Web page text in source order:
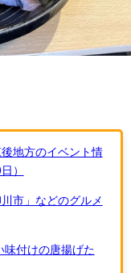
地方のイベント情
）
市」などのグルメ
付けの唐揚げた